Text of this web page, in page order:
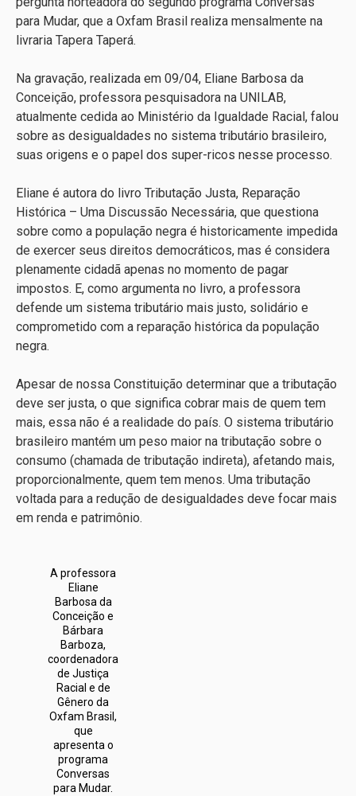
para Mudar, que a Oxfam Brasil realiza mensalmente na
livraria Tapera Taperá.
Na gravação, realizada em 09/04, Eliane Barbosa da
Conceição, professora pesquisadora na UNILAB,
atualmente cedida ao Ministério da Igualdade Racial, falou
sobre as desigualdades no sistema tributário brasileiro,
suas origens e o papel dos super-ricos nesse processo.
Eliane é autora do livro Tributação Justa, Reparação
Histórica – Uma Discussão Necessária, que questiona
sobre como a população negra é historicamente impedida
de exercer seus direitos democráticos, mas é considera
plenamente cidadã apenas no momento de pagar
impostos. E, como argumenta no livro, a professora
defende um sistema tributário mais justo, solidário e
comprometido com a reparação histórica da população
negra.
Apesar de nossa Constituição determinar que a tributação
deve ser justa, o que significa cobrar mais de quem tem
mais, essa não é a realidade do país. O sistema tributário
brasileiro mantém um peso maior na tributação sobre o
consumo (chamada de tributação indireta), afetando mais,
proporcionalmente, quem tem menos. Uma tributação
voltada para a redução de desigualdades deve focar mais
em renda e patrimônio.
A professora
Eliane
Barbosa da
Conceição e
Bárbara
Barboza,
coordenadora
de Justiça
Racial e de
Gênero da
Oxfam Brasil,
que
apresenta o
programa
Conversas
para Mudar.